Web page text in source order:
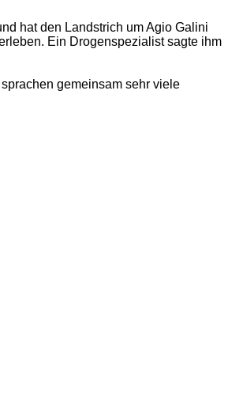
hat den Landstrich um Agio Galini
Ein Drogenspezialist sagte ihm
gemeinsam sehr viele